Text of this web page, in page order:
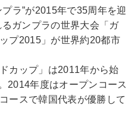
ラ”が2015年で35周年を迎
ガンプラの世界大会「ガ
プ2015」が世界約20都市
カップ」は2011年から始
2014年度はオープンコース
ースで韓国代表が優勝して